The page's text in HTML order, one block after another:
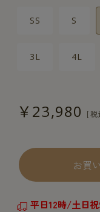
SS S
3L 4L
￥23,980
お買
平日12時/土日